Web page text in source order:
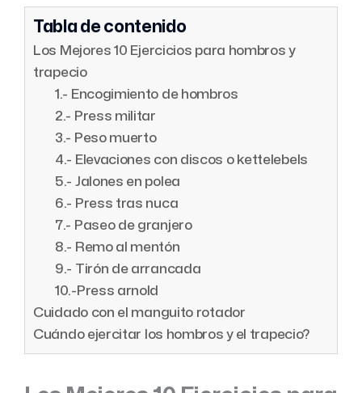
Tabla de contenido
Los Mejores 10 Ejercicios para hombros y
trapecio
1.- Encogimiento de hombros
2.- Press militar
3.- Peso muerto
4.- Elevaciones con discos o kettelebels
5.- Jalones en polea
6.- Press tras nuca
7.- Paseo de granjero
8.- Remo al mentón
9.- Tirón de arrancada
10.-Press arnold
Cuidado con el manguito rotador
Cuándo ejercitar los hombros y el trapecio?